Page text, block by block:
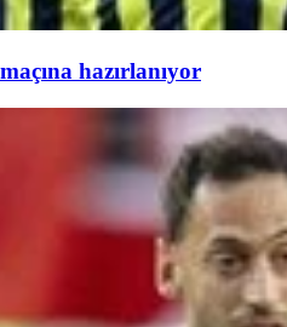
hazırlanıyor